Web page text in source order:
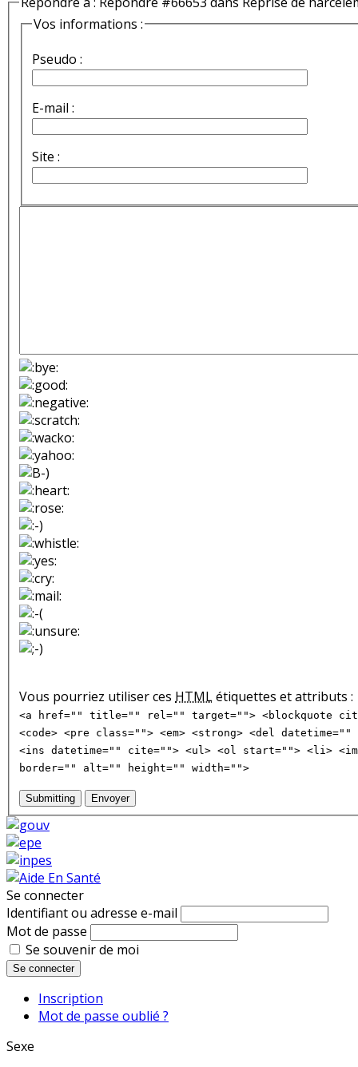
Vos informations :
Pseudo :
E-mail :
Site :
Vous pourriez utiliser ces HTMLétiquettes et attributs :
<a href="" title="" rel="" target=""> <blockquote
<code> <pre class=""> <em> <strong> <del
<ins datetime="" cite=""> <ul> <ol start=""> <li>
border="" alt="" height="" width="">
Submitting Envoyer
Se connecter
Identifiant ou adresse e-mail
Mot de passe
Se souvenir de moi
Se connecter
Inscription
Mot de passe oublié ?
Sexe